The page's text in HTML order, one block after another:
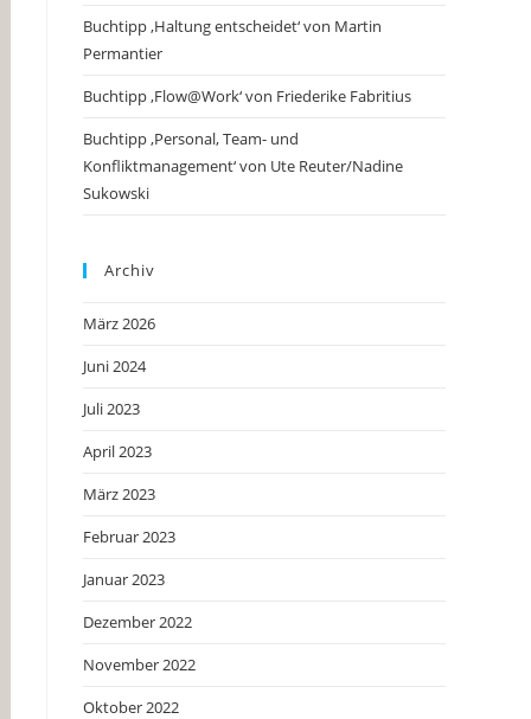
Buchtipp ‚Haltung entscheidet‘ von Martin
Permantier
Buchtipp ‚Flow@Work‘ von Friederike Fabritius
Buchtipp ‚Personal, Team- und
Konfliktmanagement‘ von Ute Reuter/Nadine
Sukowski
Archiv
März 2026
Juni 2024
Juli 2023
April 2023
März 2023
Februar 2023
Januar 2023
Dezember 2022
November 2022
Oktober 2022